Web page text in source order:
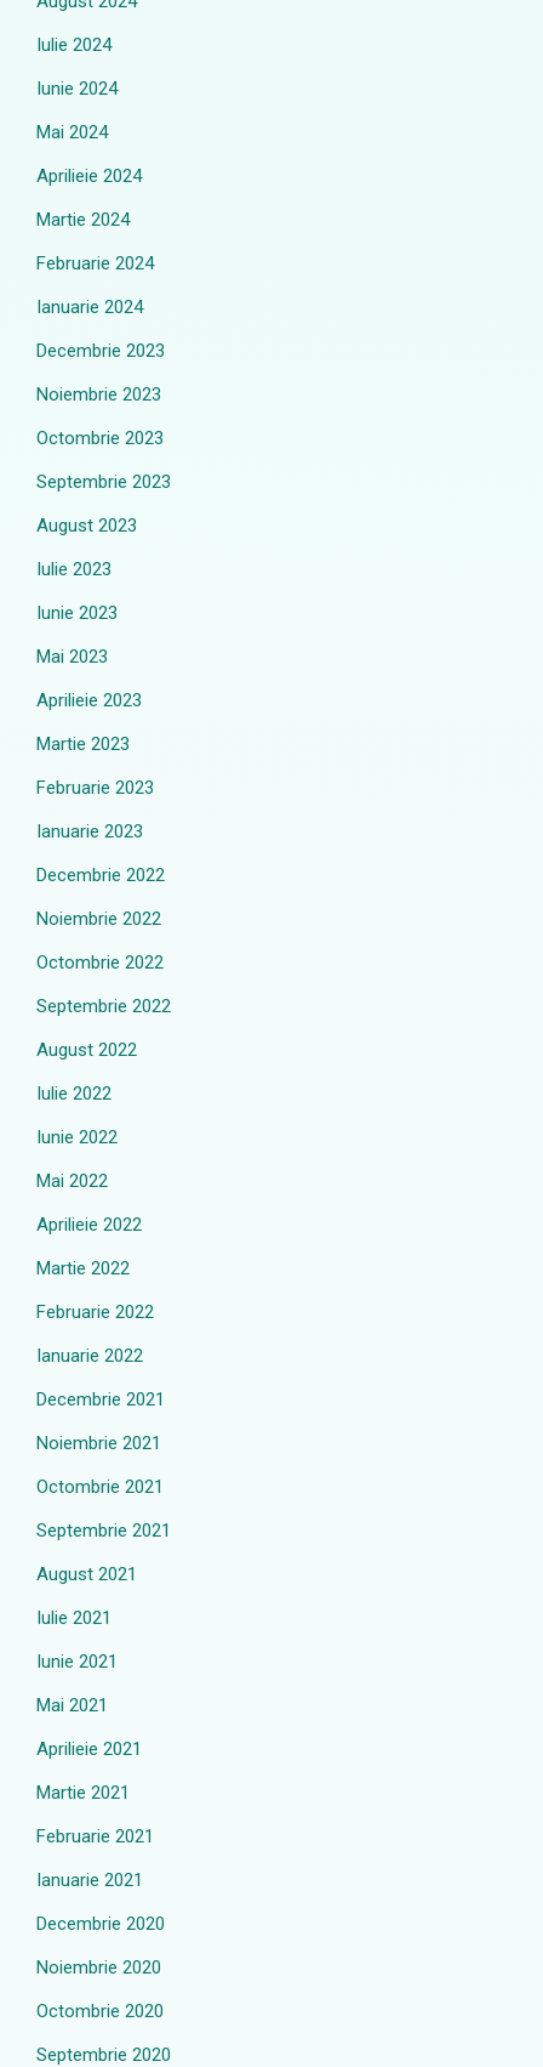
Iulie 2024
Iunie 2024
Mai 2024
Aprilieie 2024
Martie 2024
Februarie 2024
Ianuarie 2024
Decembrie 2023
Noiembrie 2023
Octombrie 2023
Septembrie 2023
August 2023
Iulie 2023
Iunie 2023
Mai 2023
Aprilieie 2023
Martie 2023
Februarie 2023
Ianuarie 2023
Decembrie 2022
Noiembrie 2022
Octombrie 2022
Septembrie 2022
August 2022
Iulie 2022
Iunie 2022
Mai 2022
Aprilieie 2022
Martie 2022
Februarie 2022
Ianuarie 2022
Decembrie 2021
Noiembrie 2021
Octombrie 2021
Septembrie 2021
August 2021
Iulie 2021
Iunie 2021
Mai 2021
Aprilieie 2021
Martie 2021
Februarie 2021
Ianuarie 2021
Decembrie 2020
Noiembrie 2020
Octombrie 2020
Septembrie 2020